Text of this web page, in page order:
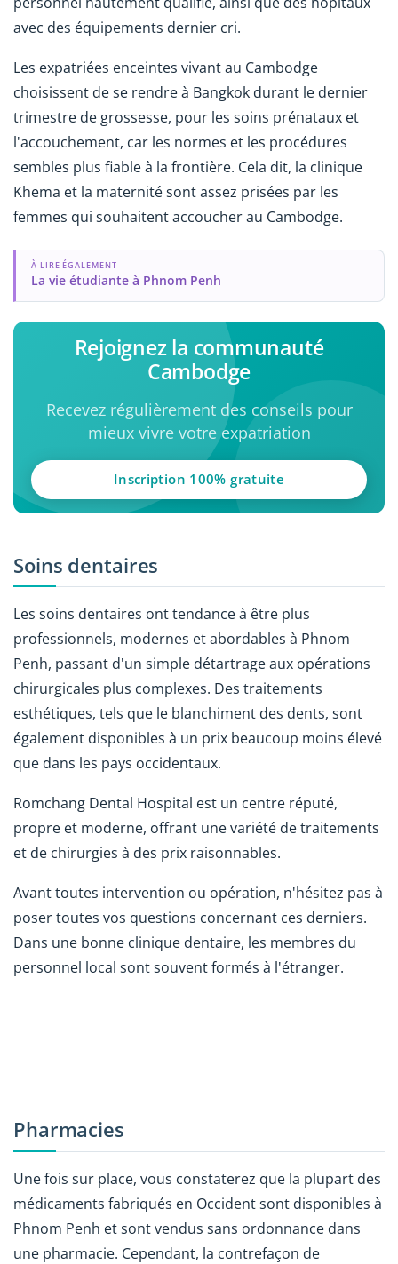
avec des équipements dernier cri.
Les expatriées enceintes vivant au Cambodge
choisissent de se rendre à Bangkok durant le dernier
trimestre de grossesse, pour les soins prénataux et
l'accouchement, car les normes et les procédures
sembles plus fiable à la frontière. Cela dit, la clinique
Khema et la maternité sont assez prisées par les
femmes qui souhaitent accoucher au Cambodge.
À LIRE ÉGALEMENT
La vie étudiante à Phnom Penh
Rejoignez la communauté
Cambodge
Recevez régulièrement des conseils pour
mieux vivre votre expatriation
Inscription 100% gratuite
Soins dentaires
Les soins dentaires ont tendance à être plus
professionnels, modernes et abordables à Phnom
Penh, passant d'un simple détartrage aux opérations
chirurgicales plus complexes. Des traitements
esthétiques, tels que le blanchiment des dents, sont
également disponibles à un prix beaucoup moins élevé
que dans les pays occidentaux.
Romchang Dental Hospital est un centre réputé,
propre et moderne, offrant une variété de traitements
et de chirurgies à des prix raisonnables.
Avant toutes intervention ou opération, n'hésitez pas à
poser toutes vos questions concernant ces derniers.
Dans une bonne clinique dentaire, les membres du
personnel local sont souvent formés à l'étranger.
Pharmacies
Une fois sur place, vous constaterez que la plupart des
médicaments fabriqués en Occident sont disponibles à
Phnom Penh et sont vendus sans ordonnance dans
une pharmacie. Cependant, la contrefaçon de